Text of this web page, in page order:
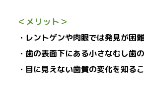
＜メリット＞
・レントゲンや肉眼では発見が困
・歯の表面下にある小さなむし歯
・目に見えない歯質の変化を知る